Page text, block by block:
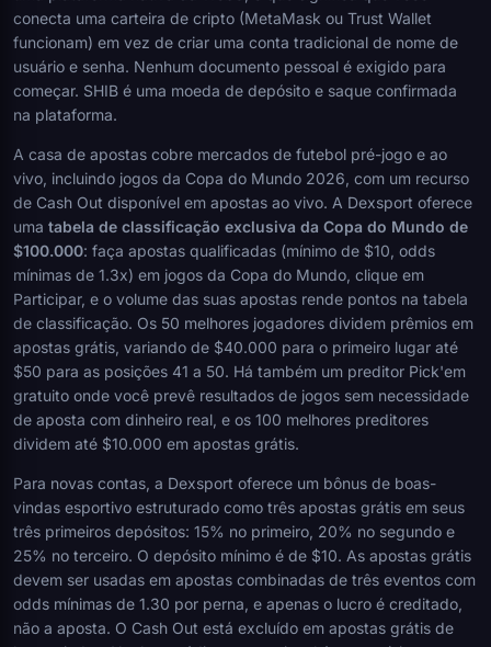
conecta uma carteira de cripto (MetaMask ou Trust Wallet
funcionam) em vez de criar uma conta tradicional de nome de
usuário e senha. Nenhum documento pessoal é exigido para
começar. SHIB é uma moeda de depósito e saque confirmada
na plataforma.
A casa de apostas cobre mercados de futebol pré-jogo e ao
vivo, incluindo jogos da Copa do Mundo 2026, com um recurso
de Cash Out disponível em apostas ao vivo. A Dexsport oferece
uma tabela de classificação exclusiva da Copa do Mundo de
$100.000: faça apostas qualificadas (mínimo de $10, odds
mínimas de 1.3x) em jogos da Copa do Mundo, clique em
Participar, e o volume das suas apostas rende pontos na tabela
de classificação. Os 50 melhores jogadores dividem prêmios em
apostas grátis, variando de $40.000 para o primeiro lugar até
$50 para as posições 41 a 50. Há também um preditor Pick'em
gratuito onde você prevê resultados de jogos sem necessidade
de aposta com dinheiro real, e os 100 melhores preditores
dividem até $10.000 em apostas grátis.
Para novas contas, a Dexsport oferece um bônus de boas-
vindas esportivo estruturado como três apostas grátis em seus
três primeiros depósitos: 15% no primeiro, 20% no segundo e
25% no terceiro. O depósito mínimo é de $10. As apostas grátis
devem ser usadas em apostas combinadas de três eventos com
odds mínimas de 1.30 por perna, e apenas o lucro é creditado,
não a aposta. O Cash Out está excluído em apostas grátis de